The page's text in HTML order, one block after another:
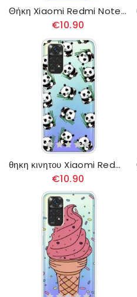
Θήκη Xiaomi Redmi Note 11 Pro 4G / 5G Αστείες Γάτες
€10.90
θηκη κινητου Xiaomi Redmi Note 11 Pro 4G / 5G Μικρά Πάντα
€10.90